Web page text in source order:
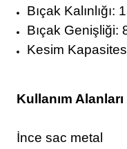
Bıçak Kalınlığı:
Bıçak Genişliği:
Kesim
Kullanım Alanları
İnce sac metal